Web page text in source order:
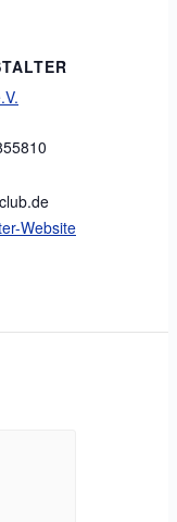
Website